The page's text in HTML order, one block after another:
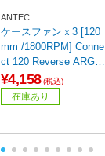
ANTEC
ケースファンｘ3 [120
mm /1800RPM] Conne
ct 120 Reverse ARGB
ブラック C120R ARG
B_3PK
¥4,158 (税込)
在庫あり